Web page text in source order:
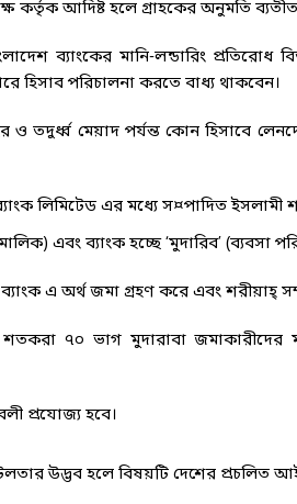
আদিষ্ট হলে গ্রাহকের অনুমতি ব্যতীত
ব্যাংকের মানি-লন্ডারিং
হিসাব পরিচালনা করতে বাধ্য থাকবেন।
মেয়াদ পর্যন্ত কোন হিসাবে
লিমিটেড এর মধ্যে স¤পাদিত ইসলামী
এবং ব্যাংক হচ্ছে ‘মুদারিব’ (ব্যবসা
ব্যাংক এ অর্থ জমা গ্রহণ করে এবং শরীয়াহ্
৭০ ভাগ মুদারাবা জমাকারীদের
প্রযোজ্য হবে।
উদ্ভব হলে বিষয়টি দেশের প্রচলিত